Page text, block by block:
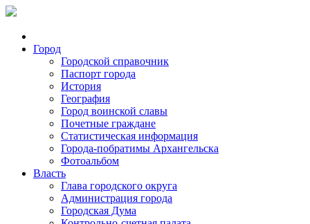
Город
Городской справочник
Паспорт города
История
География
Город воинской славы
Почетные граждане
Статистическая информация
Города-побратимы Архангельска
Фотоальбом
Власть
Глава городского округа
Администрация города
Городская Дума